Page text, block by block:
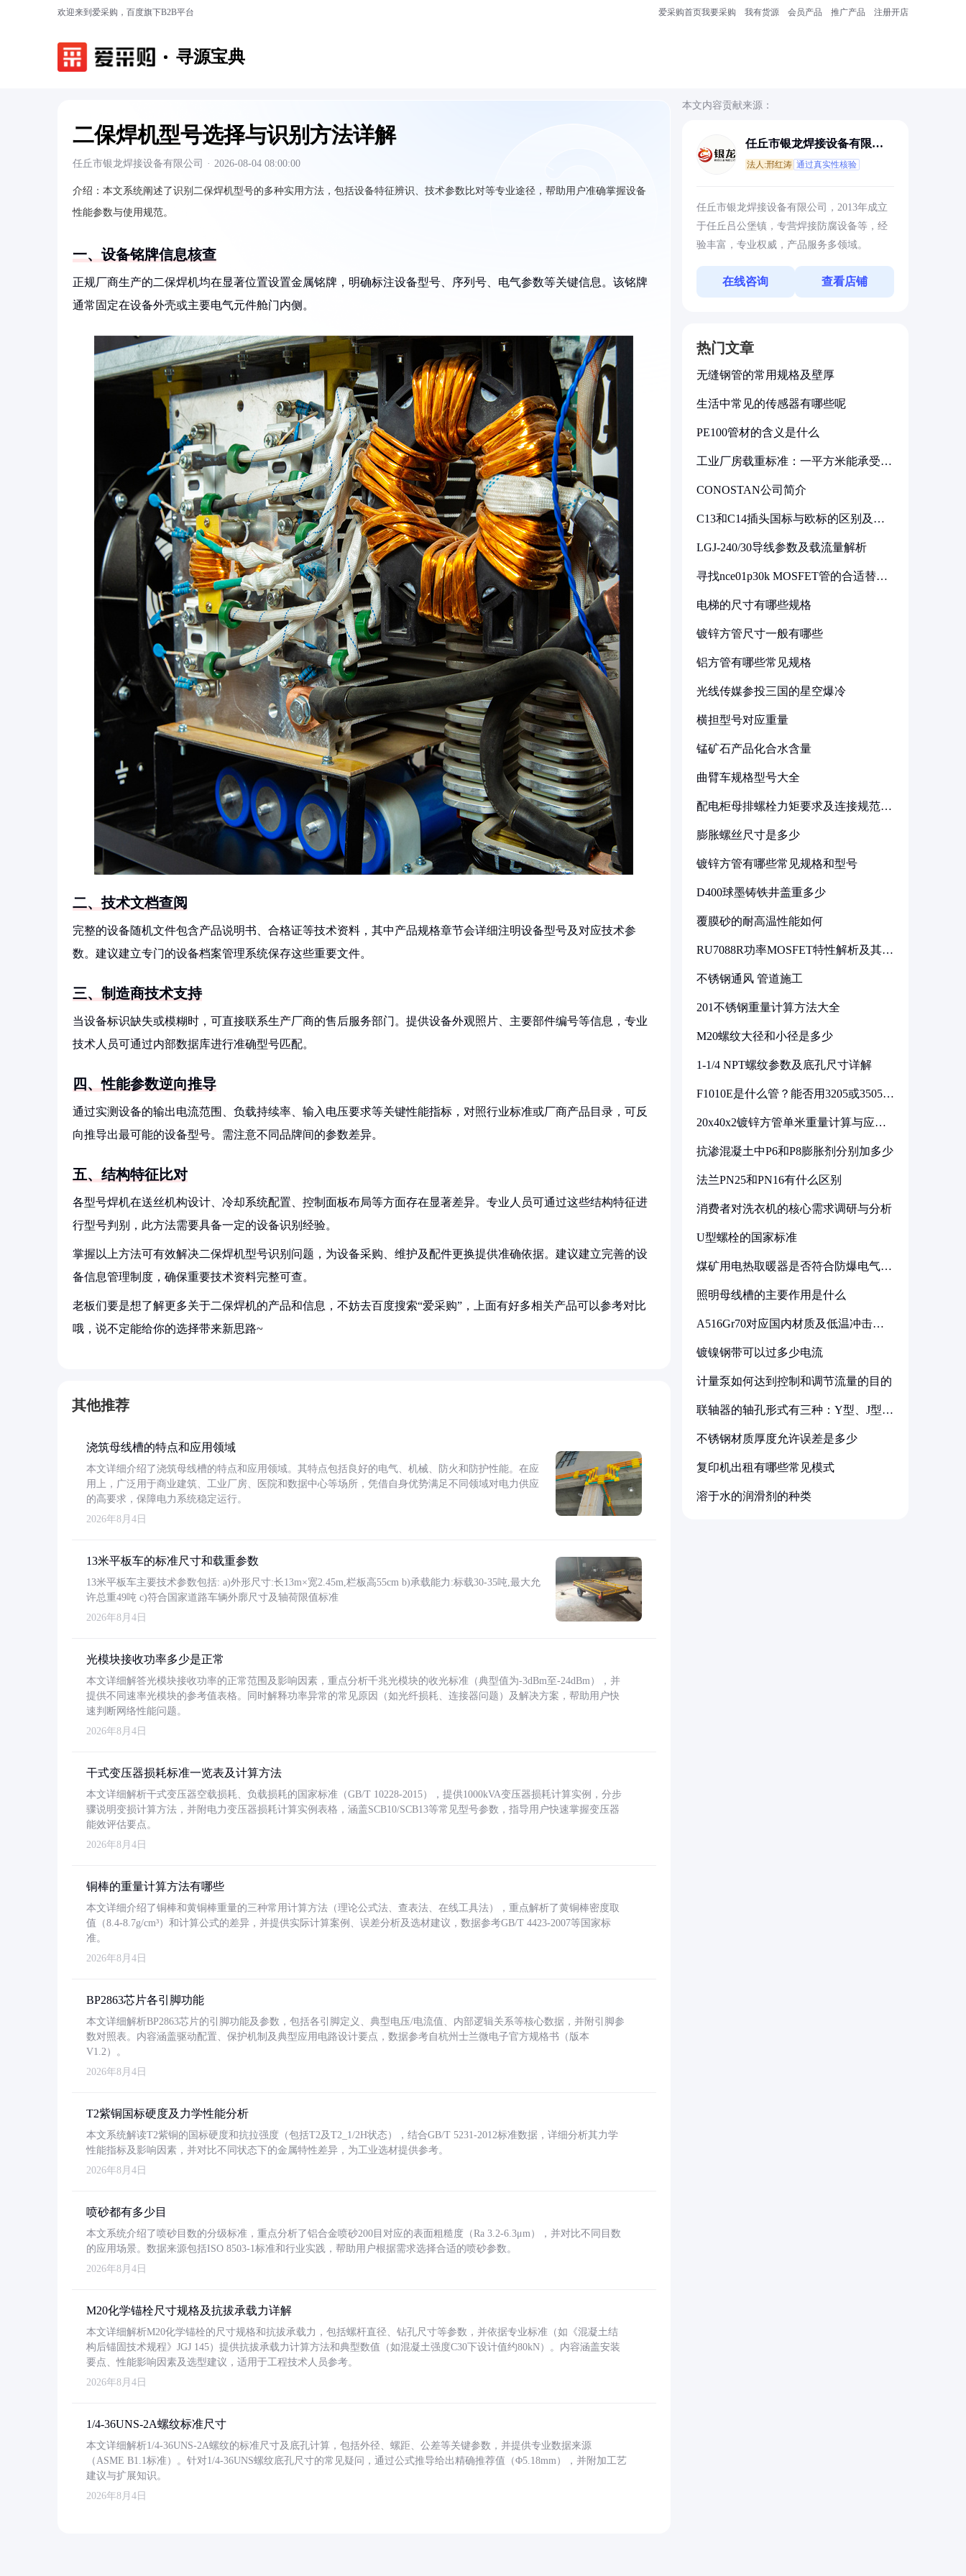
欢迎来到爱采购，百度旗下B2B平台 爱采购首页我要采购 我有货源 会员产品 推广产品 注册开店
寻源宝典
二保焊机型号选择与识别方法详解
任丘市银龙焊接设备有限公司 · 2026-08-04 08:00:00
介绍： 本文系统阐述了识别二保焊机型号的多种实用方法，包括设备特征辨识、技术参数比对等专业途径，帮助用户准确掌握设备
性能参数与使用规范。
一、设备铭牌信息核查
正规厂商生产的二保焊机均在显著位置设置金属铭牌，明确标注设备型号、序列号、电气参数等关键信息。该铭牌
通常固定在设备外壳或主要电气元件舱门内侧。
二、技术文档查阅
完整的设备随机文件包含产品说明书、合格证等技术资料，其中产品规格章节会详细注明设备型号及对应技术参
数。建议建立专门的设备档案管理系统保存这些重要文件。
三、制造商技术支持
当设备标识缺失或模糊时，可直接联系生产厂商的售后服务部门。提供设备外观照片、主要部件编号等信息，专业
技术人员可通过内部数据库进行准确型号匹配。
四、性能参数逆向推导
通过实测设备的输出电流范围、负载持续率、输入电压要求等关键性能指标，对照行业标准或厂商产品目录，可反
向推导出最可能的设备型号。需注意不同品牌间的参数差异。
五、结构特征比对
各型号焊机在送丝机构设计、冷却系统配置、控制面板布局等方面存在显著差异。专业人员可通过这些结构特征进
行型号判别，此方法需要具备一定的设备识别经验。
掌握以上方法可有效解决二保焊机型号识别问题，为设备采购、维护及配件更换提供准确依据。建议建立完善的设
备信息管理制度，确保重要技术资料完整可查。
老板们要是想了解更多关于二保焊机的产品和信息，不妨去百度搜索“爱采购”，上面有好多相关产品可以参考对比
哦，说不定能给你的选择带来新思路~
其他推荐
浇筑母线槽的特点和应用领域
本文详细介绍了浇筑母线槽的特点和应用领域。其特点包括良好的电气、机械、防火和防护性能。在应
用上，广泛用于商业建筑、工业厂房、医院和数据中心等场所，凭借自身优势满足不同领域对电力供应
的高要求，保障电力系统稳定运行。
2026年8月4日
13米平板车的标准尺寸和载重参数
13米平板车主要技术参数包括: a)外形尺寸:长13m×宽2.45m,栏板高55cm b)承载能力:标载30-35吨,最大允
许总重49吨 c)符合国家道路车辆外廓尺寸及轴荷限值标准
2026年8月4日
光模块接收功率多少是正常
本文详细解答光模块接收功率的正常范围及影响因素，重点分析千兆光模块的收光标准（典型值为-3dBm至-24dBm），并
提供不同速率光模块的参考值表格。同时解释功率异常的常见原因（如光纤损耗、连接器问题）及解决方案，帮助用户快
速判断网络性能问题。
2026年8月4日
干式变压器损耗标准一览表及计算方法
本文详细解析干式变压器空载损耗、负载损耗的国家标准（GB/T 10228-2015），提供1000kVA变压器损耗计算实例，分步
骤说明变损计算方法，并附电力变压器损耗计算实例表格，涵盖SCB10/SCB13等常见型号参数，指导用户快速掌握变压器
能效评估要点。
2026年8月4日
铜棒的重量计算方法有哪些
本文详细介绍了铜棒和黄铜棒重量的三种常用计算方法（理论公式法、查表法、在线工具法），重点解析了黄铜棒密度取
值（8.4-8.7g/cm³）和计算公式的差异，并提供实际计算案例、误差分析及选材建议，数据参考GB/T 4423-2007等国家标
准。
2026年8月4日
BP2863芯片各引脚功能
本文详细解析BP2863芯片的引脚功能及参数，包括各引脚定义、典型电压/电流值、内部逻辑关系等核心数据，并附引脚参
数对照表。内容涵盖驱动配置、保护机制及典型应用电路设计要点，数据参考自杭州士兰微电子官方规格书（版本
V1.2）。
2026年8月4日
T2紫铜国标硬度及力学性能分析
本文系统解读T2紫铜的国标硬度和抗拉强度（包括T2及T2_1/2H状态），结合GB/T 5231-2012标准数据，详细分析其力学
性能指标及影响因素，并对比不同状态下的金属特性差异，为工业选材提供参考。
2026年8月4日
喷砂都有多少目
本文系统介绍了喷砂目数的分级标准，重点分析了铝合金喷砂200目对应的表面粗糙度（Ra 3.2-6.3μm），并对比不同目数
的应用场景。数据来源包括ISO 8503-1标准和行业实践，帮助用户根据需求选择合适的喷砂参数。
2026年8月4日
M20化学锚栓尺寸规格及抗拔承载力详解
本文详细解析M20化学锚栓的尺寸规格和抗拔承载力，包括螺杆直径、钻孔尺寸等参数，并依据专业标准（如《混凝土结
构后锚固技术规程》JGJ 145）提供抗拔承载力计算方法和典型数值（如混凝土强度C30下设计值约80kN）。内容涵盖安装
要点、性能影响因素及选型建议，适用于工程技术人员参考。
2026年8月4日
1/4-36UNS-2A螺纹标准尺寸
本文详细解析1/4-36UNS-2A螺纹的标准尺寸及底孔计算，包括外径、螺距、公差等关键参数，并提供专业数据来源
（ASME B1.1标准）。针对1/4-36UNS螺纹底孔尺寸的常见疑问，通过公式推导给出精确推荐值（Φ5.18mm），并附加工艺
建议与扩展知识。
2026年8月4日
本文内容贡献来源：
任丘市银龙焊接设备有限公
法人:邢红涛 通过真实性核验
任丘市银龙焊接设备有限公司，2013年成立
于任丘吕公堡镇，专营焊接防腐设备等，经
验丰富，专业权威，产品服务多领域。
在线咨询 查看店铺
热门文章
无缝钢管的常用规格及壁厚
生活中常见的传感器有哪些呢
PE100管材的含义是什么
工业厂房载重标准：一平方米能承受多
CONOSTAN公司简介
C13和C14插头国标与欧标的区别及其
LGJ-240/30导线参数及载流量解析
寻找nce01p30k MOSFET管的合适替代
电梯的尺寸有哪些规格
镀锌方管尺寸一般有哪些
铝方管有哪些常见规格
光线传媒参投三国的星空爆冷
横担型号对应重量
锰矿石产品化合水含量
曲臂车规格型号大全
配电柜母排螺栓力矩要求及连接规范详
膨胀螺丝尺寸是多少
镀锌方管有哪些常见规格和型号
D400球墨铸铁井盖重多少
覆膜砂的耐高温性能如何
RU7088R功率MOSFET特性解析及其在
不锈钢通风 管道施工
201不锈钢重量计算方法大全
M20螺纹大径和小径是多少
1-1/4 NPT螺纹参数及底孔尺寸详解
F1010E是什么管？能否用3205或3505代
20x40x2镀锌方管单米重量计算与应用
抗渗混凝土中P6和P8膨胀剂分别加多少
法兰PN25和PN16有什么区别
消费者对洗衣机的核心需求调研与分析
U型螺栓的国家标准
煤矿用电热取暖器是否符合防爆电气设
照明母线槽的主要作用是什么
A516Gr70对应国内材质及低温冲击要
镀镍钢带可以过多少电流
计量泵如何达到控制和调节流量的目的
联轴器的轴孔形式有三种：Y型、J型、
不锈钢材质厚度允许误差是多少
复印机出租有哪些常见模式
溶于水的润滑剂的种类